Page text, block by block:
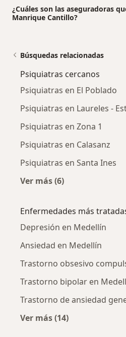
¿Cuáles son las aseguradoras
Manrique Cantillo?
Búsquedas relacionadas
Psiquiatras cercanos
Psiquiatras en El Poblado
Psiquiatras en Laureles -
Psiquiatras en Zona 1
Psiquiatras en Calasanz
Psiquiatras en Santa Ines
Ver más (6)
Enfermedades más
Depresión en Medellín
Ansiedad en Medellín
Trastorno obsesivo
Trastorno bipolar en
Trastorno de ansiedad
Ver más (14)